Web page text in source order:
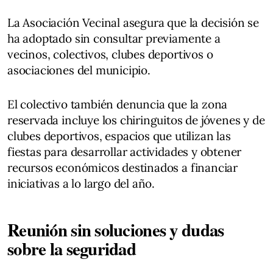
La Asociación Vecinal asegura que la decisión se
ha adoptado sin consultar previamente a
vecinos, colectivos, clubes deportivos o
asociaciones del municipio.
El colectivo también denuncia que la zona
reservada incluye los chiringuitos de jóvenes y de
clubes deportivos, espacios que utilizan las
fiestas para desarrollar actividades y obtener
recursos económicos destinados a financiar
iniciativas a lo largo del año.
Reunión sin soluciones y dudas
sobre la seguridad